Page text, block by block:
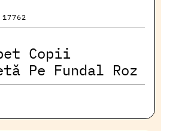
Copii
Pe Fundal Roz